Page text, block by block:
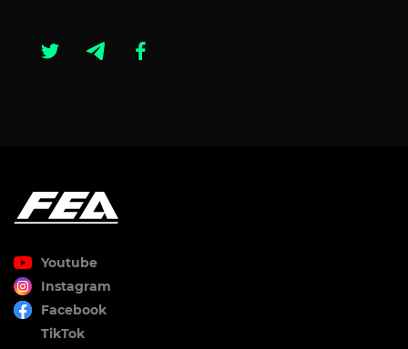
Youtube
Instagram
Facebook
TikTok